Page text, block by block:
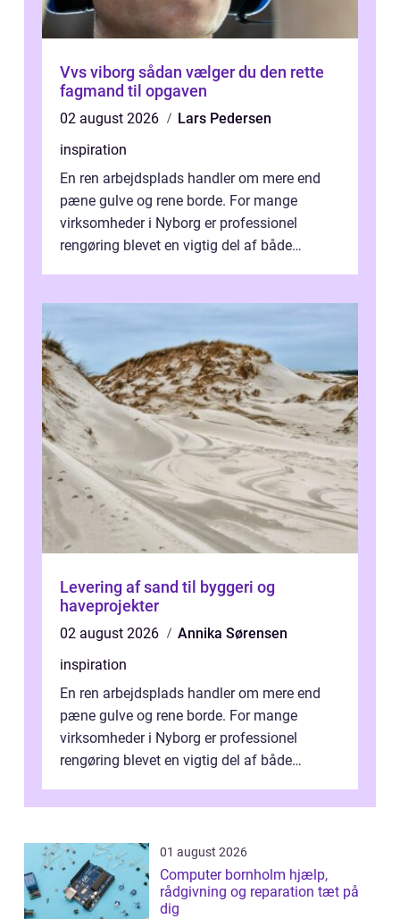
Vvs viborg sådan vælger du den rette
fagmand til opgaven
02 august 2026
Lars Pedersen
inspiration
En ren arbejdsplads handler om mere end
pæne gulve og rene borde. For mange
virksomheder i Nyborg er professionel
rengøring blevet en vigtig del af både
Levering af sand til byggeri og
haveprojekter
02 august 2026
Annika Sørensen
inspiration
En ren arbejdsplads handler om mere end
pæne gulve og rene borde. For mange
virksomheder i Nyborg er professionel
rengøring blevet en vigtig del af både
samlede ...
01 august 2026
Computer bornholm hjælp,
rådgivning og reparation tæt på
dig